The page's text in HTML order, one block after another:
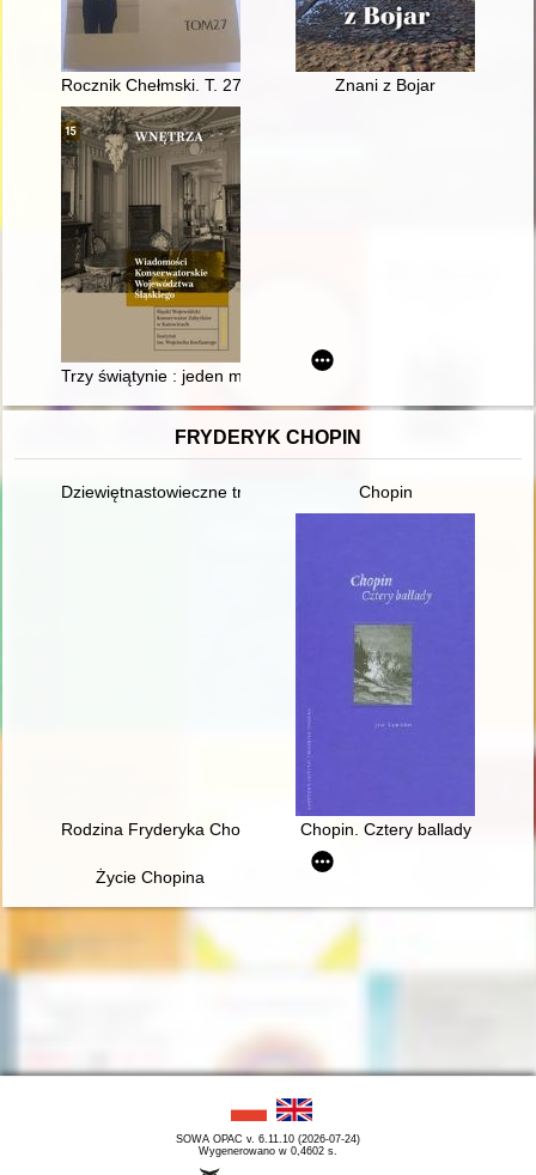
Rocznik Chełmski. T. 27 (2023) Znani z Bojar
Trzy świątynie : jeden malarz : sprawozdanie z remontów
FRYDERYK CHOPIN
Dziewiętnastowieczne transkrypcje utworów Fryderyka
Chopin
Rodzina Fryderyka Chopina na przełomie XVIII i XIX w
Chopin. Cztery ballady
Życie Chopina
SOWA OPAC v. 6.11.10 (2026-07-24)
Wygenerowano w 0,4602 s.